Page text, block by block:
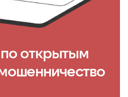
открытым